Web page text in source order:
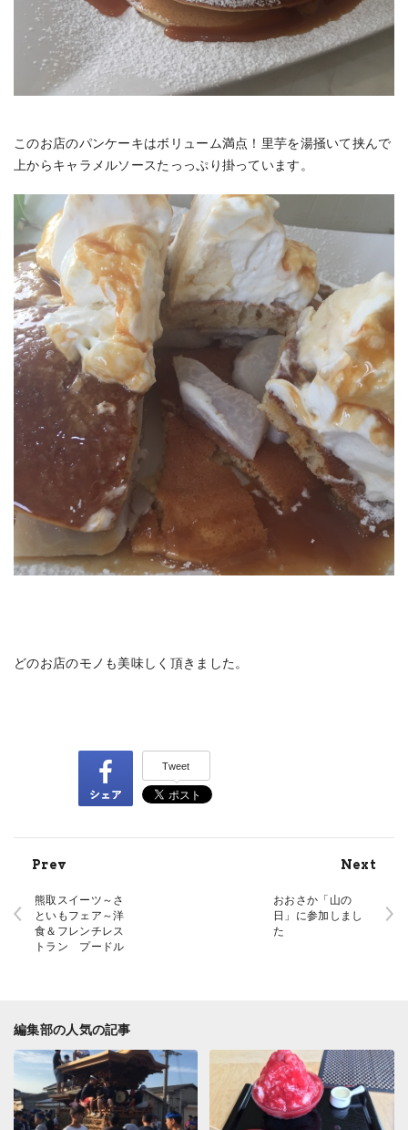
このお店のパンケーキはボリューム満点！里芋を湯掻いて挟んで
上からキャラメルソースたっっぷり掛っています。
どのお店のモノも美味しく頂きました。
Tweet
おおさか「山の
日」に参加しまし
た
Next
熊取スイーツ～さ
といもフェア～洋
食＆フレンチレス
トラン プードル
Prev
編集部の人気の記事